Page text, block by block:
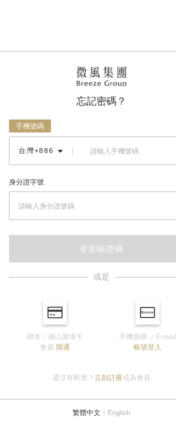
忘記密碼？
手機號碼
台灣+886
身分證字號
發送驗證碼
或是
聯名／南山廣場卡
會員 開通
手機號碼 ／E-mail
帳號登入
還沒有帳號？ 立刻註冊成為會員
繁體中文 English